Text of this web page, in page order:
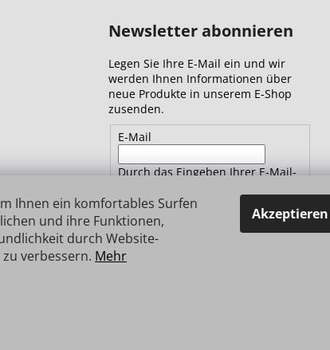
Ihnen ein komfortables Surfen
und ihre Funktionen,
durch Website-
verbessern. Mehr
Akzeptieren
Newsletter abonnieren
Legen Sie Ihre E-Mail ein und wir
werden Ihnen Informationen über
neue Produkte in unserem E-Shop
zusenden.
E-Mail
Durch das Eingeben Ihrer E-Mail-
Datenschutzbestimmungen zu.
ANMELDEN